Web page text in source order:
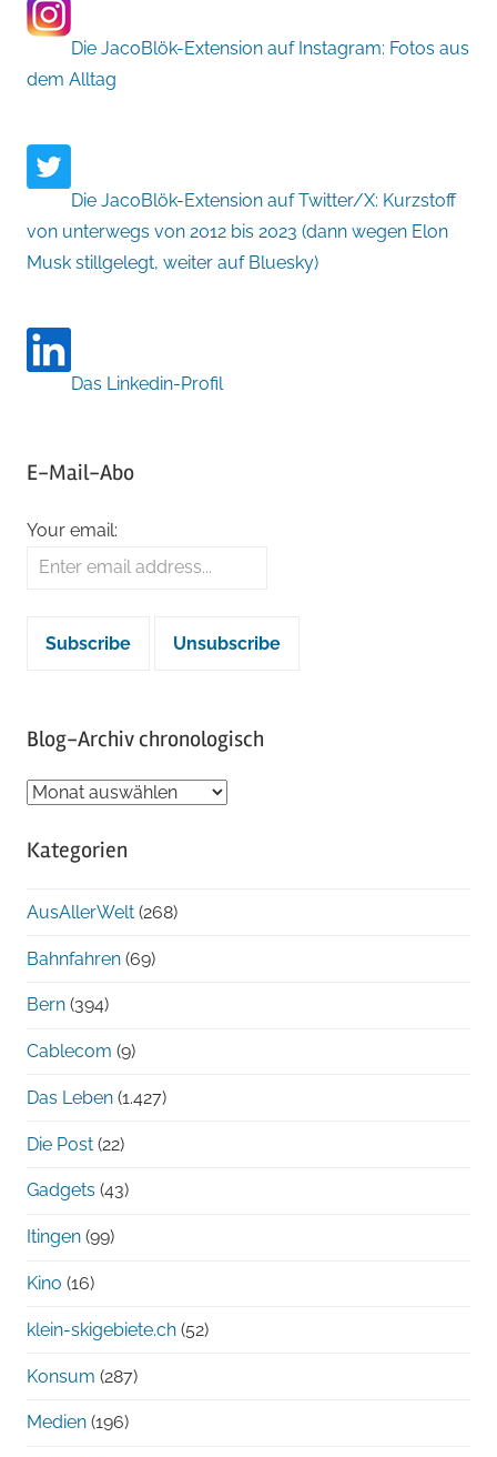
Die JacoBlök-Extension auf Instagram: Fotos aus
dem Alltag
Die JacoBlök-Extension auf Twitter/X: Kurzstoff
von unterwegs von 2012 bis 2023 (dann wegen Elon
Musk stillgelegt, weiter auf Bluesky)
Das Linkedin-Profil
E-Mail-Abo
Your email:
Blog-Archiv chronologisch
Blog-
chronologisch
Kategorien
AusAllerWelt (268)
Bahnfahren (69)
Bern (394)
Cablecom (9)
Das Leben (1.427)
Die Post (22)
Gadgets (43)
Itingen (99)
Kino (16)
klein-skigebiete.ch (52)
Konsum (287)
Medien (196)